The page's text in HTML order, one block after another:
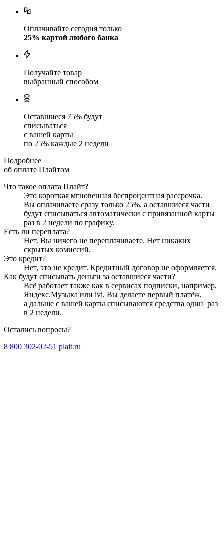
Оплачивайте сегодня только
25% картой любого банка
Получайте товар
выбранный способом
Оставшиеся 75% будут
списываться
с вашей карты
по 25% каждые 2 недели
Подробнее
об оплате Плайтом
Что такое оплата Плайт?
Это короткая мгновенная беспроцентная рассрочка.
Вы оплачиваете сразу только 25%, а оставшиеся части
будут списываться автоматически с привязанной карты
раз в 2 недели по графику.
Есть ли переплата?
Нет. Вы ничего не переплачиваете. Нет никаких
скрытых комиссий.
Это кредит?
Нет, это не кредит. Кредитный договор не оформляется.
Как будут списывать деньги за оставшиеся части?
Всё работает также как в сервисах подписки, например,
Яндекс.Музыка или ivi. Вы делаете первый платёж,
а дальше с вашей карты списываются средства один раз
в 2 недели.
Остались вопросы?
8 800 302-02-51 plait.ru